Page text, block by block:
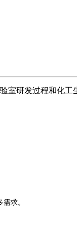
室研发过程和化工
求。